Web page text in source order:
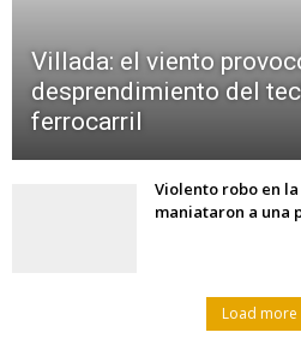
Villada: el viento
desprendimiento del
ferrocarril
Violento robo en
maniataron a una
Load more